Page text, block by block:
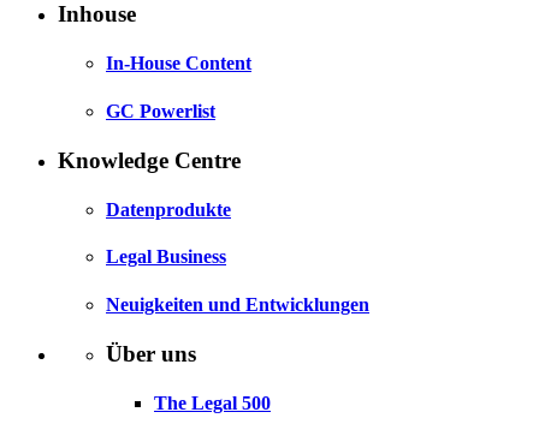
Inhouse
In-House Content
GC Powerlist
Knowledge Centre
Datenprodukte
Legal Business
Neuigkeiten und Entwicklungen
Über uns
The Legal 500